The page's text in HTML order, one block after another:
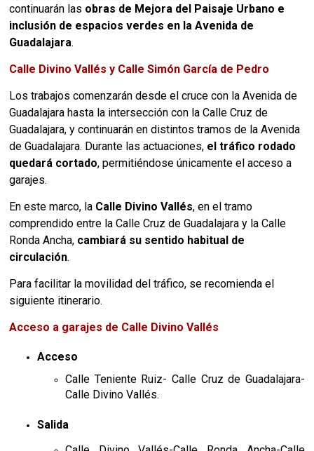
continuarán las obras de Mejora del Paisaje Urbano e
inclusión de espacios verdes en la Avenida de
Guadalajara.
Calle Divino Vallés y Calle Simón García de Pedro
Los trabajos comenzarán desde el cruce con la Avenida de
Guadalajara hasta la intersección con la Calle Cruz de
Guadalajara, y continuarán en distintos tramos de la Avenida
de Guadalajara. Durante las actuaciones, el tráfico rodado
quedará cortado, permitiéndose únicamente el acceso a
garajes.
En este marco, la Calle Divino Vallés, en el tramo
comprendido entre la Calle Cruz de Guadalajara y la Calle
Ronda Ancha, cambiará su sentido habitual de
circulación.
Para facilitar la movilidad del tráfico, se recomienda el
siguiente itinerario.
Acceso a garajes de Calle Divino Vallés
Acceso
Calle Teniente Ruiz- Calle Cruz de Guadalajara-
Calle Divino Vallés.
Salida